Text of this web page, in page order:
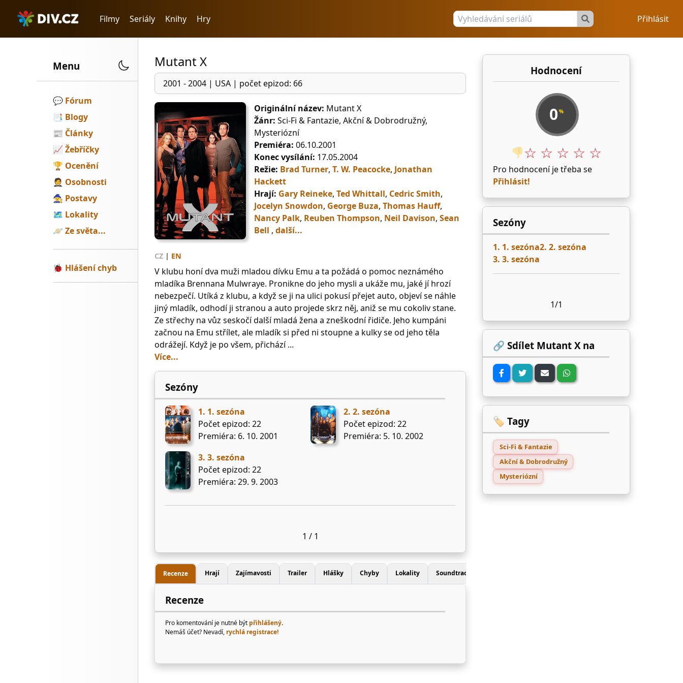
Filmy Seriály Knihy Hry Přihlásit
Menu
💬️ Fórum
📑 Blogy
📰 Články
📈 Žebříčky
🏆 Ocenění
🤵 Osobnosti
🧙 Postavy
🗺 Lokality
🪐 Ze světa...
🐞 Hlášení chyb
Mutant X
2001 - 2004 | USA | počet epizod: 66
Originální název: Mutant X
Žánr: Sci-Fi & Fantazie, Akční & Dobrodružný,
Mysteriózní
Premiéra: 06.10.2001
Konec vysílání: 17.05.2004
Režie: Brad Turner, T. W. Peacocke, Jonathan
Hackett
Hrají: Gary Reineke, Ted Whittall, Cedric Smith,
Jocelyn Snowdon, George Buza, Thomas Hauff,
Nancy Palk, Reuben Thompson, Neil Davison, Sean
Bell , další...
CZ | EN
V klubu honí dva muži mladou dívku Emu a ta požádá o pomoc neznámého
mladíka Brennana Mulwraye. Pronikne do jeho mysli a ukáže mu, jaké jí hrozí
nebezpečí. Utíká z klubu, a když se ji na ulici pokusí přejet auto, objeví se náhle
jiný mladík, odhodí ji stranou a auto projede skrz něj, aniž se mu cokoliv stane.
Ze střechy na vůz seskočí další mladá žena a zneškodní řidiče. Jeho kumpáni
začnou na Emu střílet, ale mladík si před ni stoupne a kulky se od jeho těla
odrážejí. Když je po všem, přichází ...
Více...
Sezóny
1. 1. sezóna
Počet epizod: 22
Premiéra: 6. 10. 2001
2. 2. sezóna
Počet epizod: 22
Premiéra: 5. 10. 2002
3. 3. sezóna
Počet epizod: 22
Premiéra: 29. 9. 2003
1 / 1
Recenze Hrají Zajímavosti Trailer Hlášky Chyby Lokality Soundtrack
Recenze
Pro komentování je nutné být přihlášený.
Nemáš účet? Nevadí, rychlá registrace!
Hodnocení
0 %
👎☆ ☆ ☆ ☆ ☆
Pro hodnocení je třeba se
Přihlásit!
Sezóny
1. 1. sezóna2. 2. sezóna
3. 3. sezóna
1/1
🔗 Sdílet Mutant X na
🏷️ Tagy
Sci-Fi & Fantazie
Akční & Dobrodružný
Mysteriózní